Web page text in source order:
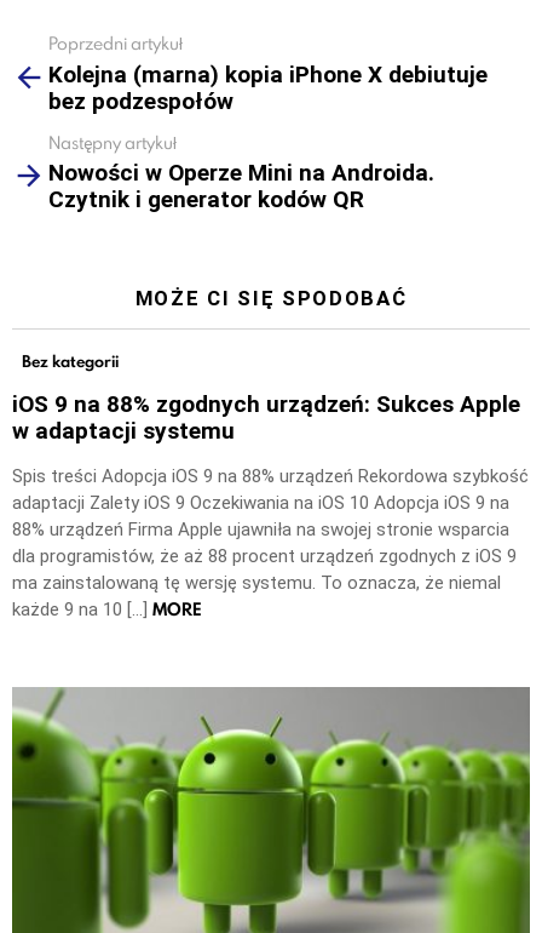
more
Poprzedni artykuł
Kolejna (marna) kopia iPhone X debiutuje
bez podzespołów
Następny artykuł
Nowości w Operze Mini na Androida.
Czytnik i generator kodów QR
MOŻE CI SIĘ SPODOBAĆ
Bez kategorii
iOS 9 na 88% zgodnych urządzeń: Sukces Apple
w adaptacji systemu
Spis treści Adopcja iOS 9 na 88% urządzeń Rekordowa szybkość
adaptacji Zalety iOS 9 Oczekiwania na iOS 10 Adopcja iOS 9 na
88% urządzeń Firma Apple ujawniła na swojej stronie wsparcia
dla programistów, że aż 88 procent urządzeń zgodnych z iOS 9
ma zainstalowaną tę wersję systemu. To oznacza, że niemal
każde 9 na 10 […] MORE